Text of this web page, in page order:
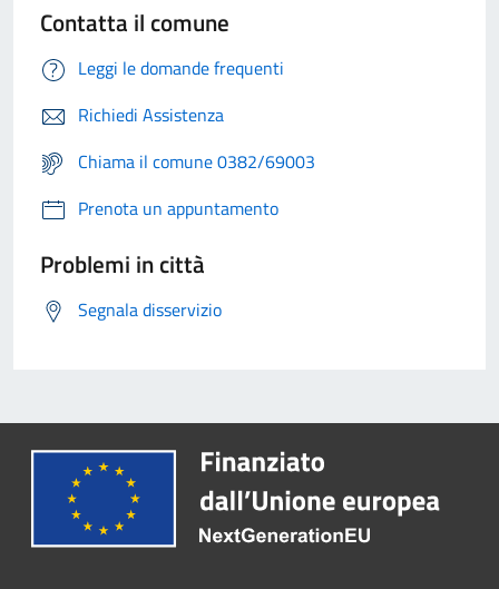
Contatta il comune
Leggi le domande frequenti
Richiedi Assistenza
Chiama il comune 0382/69003
Prenota un appuntamento
Problemi in città
Segnala disservizio